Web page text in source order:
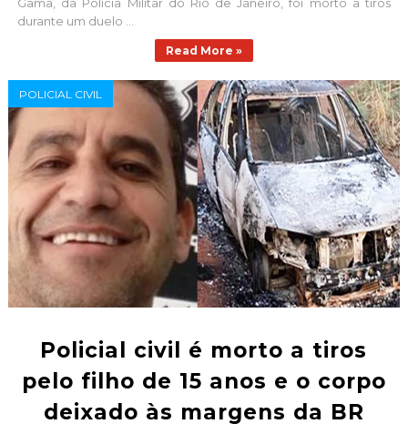
durante um duelo ...
Read More »
POLICIAL CIVIL
Policial civil é morto a tiros
pelo filho de 15 anos e o corpo
deixado às margens da BR